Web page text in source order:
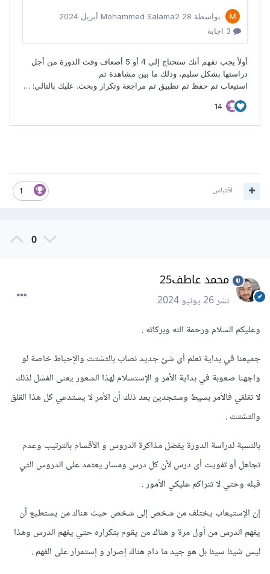
1 اقتباس
0
محمد عاطف25
نشر26 يونيو 2024
وعليكم السلام ورحمة الله وبركاته .
جميعنا في بداية تعلم أى شئ جديد نصاب بالتشتت والإحباط خاصة لو
واجهنا صعوبة في بداية الأمر و الإستسلام لهذا الشعور يعنى الفشل لذلك
لا تقلقي فالأمر بسيط وستجدين بعد ذلك أن الأمر لا يستدعي كل هذا القلق
والتشتت .
بالنسبة لدراسة الدورة يفضل مذاكرة الدروس و الأقسام بالترتيب وعدم
تجاهل أو تفويت أى درس لأن كل درس ومسار يعتمد على الدروس التي
قبله وحتي لا تتراكم عليكي الأمور .
إن الإستيعاب يختلف من شخص إلى شخص حيث هناك من يستطيع أن
يفهم الدرس من أول مرة و هناك من يقوم بتكراره حتي يفهم الدرس وهذا
ليس شيئا سيئا بل هو جيد ما دام هناك إصرار و إستمرار على الفهم .